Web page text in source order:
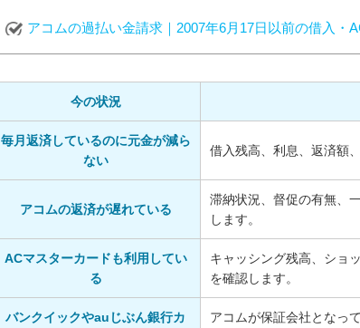
アコムの過払い金請求｜2007年6月17日以前の借入・
今の状況
毎月返済しているのに元金が減ら
ない
借入残高、利息、返済額
アコムの返済が遅れている
滞納状況、督促の有無、
します。
ACマスターカードも利用してい
る
キャッシング残高、ショ
を確認します。
バンクイックやauじぶん銀行カ
アコムが保証会社となっ